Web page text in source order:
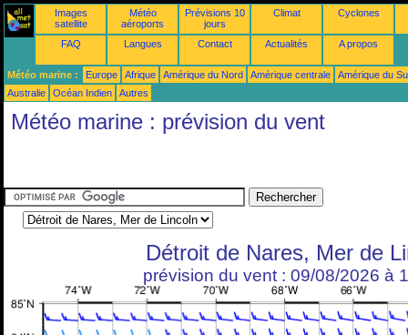
Images
satellite
Météo
aéroports
Prévisions 10
jours
Climat Cyclones
FAQ Langues Contact Actualités A propos
Météo marine : Europe Afrique Amérique du Nord Amérique centrale
Amérique du
Australie
Océan Indien Autres
Météo marine : prévision du vent
Détroit de Nares, Mer de
prévision du vent : 09/08/2026 à